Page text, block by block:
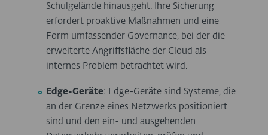
Schulgelände hinausgeht. Ihre Sicherung
erfordert proaktive Maßnahmen und eine
Form umfassender Governance, bei der die
erweiterte Angriffsfläche der Cloud als
internes Problem betrachtet wird.
Edge-Geräte: Edge-Geräte sind Systeme, die
an der Grenze eines Netzwerks positioniert
sind und den ein- und ausgehenden